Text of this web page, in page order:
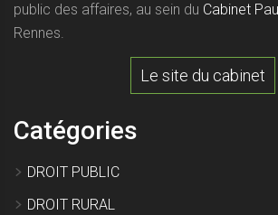
public des affaires, au sein du Cabinet
Rennes.
Le site du cabinet
Catégories
DROIT PUBLIC
DROIT RURAL